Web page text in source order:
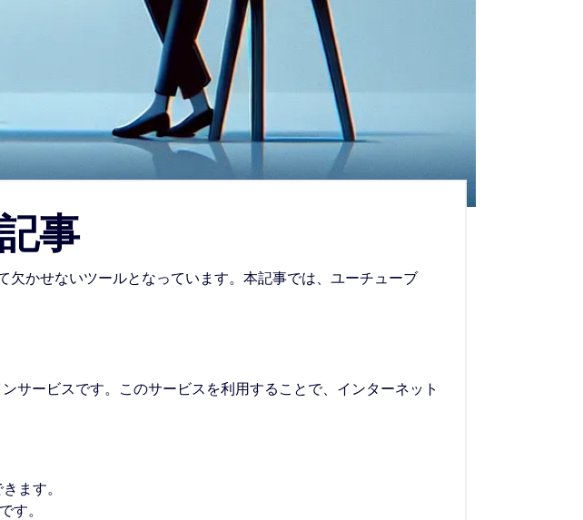
事
欠かせないツールとなっています。本記事では、ユーチューブ
サービスです。このサービスを利用することで、インターネット
ます。
す。